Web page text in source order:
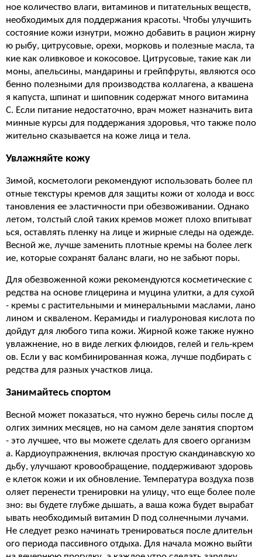
ное количество влаги, витаминов и питательных веществ,
необходимых для поддержания красоты. Чтобы улучшить
состояние кожи изнутри, можно добавить в рацион жирну
ю рыбу, цитрусовые, орехи, морковь и полезные масла, та
кие как оливковое и кокосовое. Цитрусовые, такие как ли
моны, апельсины, мандарины и грейпфруты, являются осо
бенно полезными для производства коллагена, а квашена
я капуста, шпинат и шиповник содержат много витамина
C. Если питание недостаточно, врач может назначить вита
минные курсы для поддержания здоровья, что также поло
жительно сказывается на коже лица и тела.
Увлажняйте кожу
Зимой, косметологи рекомендуют использовать более пл
отные текстуры кремов для защиты кожи от холода и восс
тановления ее эластичности при обезвоживании. Однако
летом, толстый слой таких кремов может плохо впитыват
ься, оставлять пленку на лице и жирные следы на одежде.
Весной же, лучше заменить плотные кремы на более легк
ие, которые сохранят баланс влаги, но не забьют поры.
Для обезвоженной кожи рекомендуются косметические с
редства на основе глицерина и муцина улитки, а для сухой
- кремы с растительными и минеральными маслами, лано
лином и скваленом. Керамиды и гиалуроновая кислота по
дойдут для любого типа кожи. Жирной коже также нужно
увлажнение, но в виде легких флюидов, гелей и гель-крем
ов. Если у вас комбинированная кожа, лучше подбирать с
редства для разных участков лица.
Занимайтесь спортом
Весной может показаться, что нужно беречь силы после д
олгих зимних месяцев, но на самом деле занятия спортом
- это лучшее, что вы можете сделать для своего организм
а. Кардиоупражнения, включая простую скандинавскую хо
дьбу, улучшают кровообращение, поддерживают здоровь
е клеток кожи и их обновление. Температура воздуха позв
оляет перенести тренировки на улицу, что еще более поле
зно: вы будете глубже дышать, а ваша кожа будет вырабат
ывать необходимый витамин D под солнечными лучами.
Не следует резко начинать тренироваться после длительн
ого периода пассивного отдыха. Для начала можно выйти